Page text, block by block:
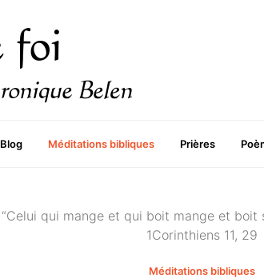
Blog Méditations bibliques Prières
“Celui qui mange et qui boit mange et boit
1Corinthiens 11, 29
Méditations bibliques